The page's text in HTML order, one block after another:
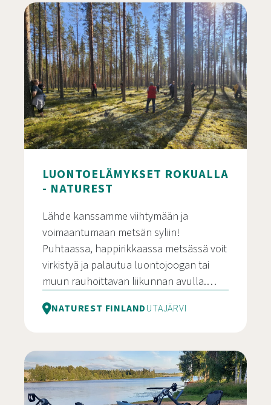
LUONTOELÄMYKSET ROKUALLA
- NATUREST
Lähde kanssamme viihtymään ja
voimaantumaan metsän syliin!
Puhtaassa, happirikkaassa metsässä voit
virkistyä ja palautua luontojoogan tai
muun rauhoittavan liikunnan avulla.…
NATUREST FINLANDUTAJÄRVI